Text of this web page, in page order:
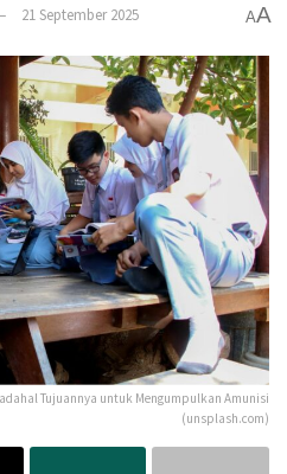
21 September 2025 AA
Tujuannya untuk Mengumpulkan Amunisi
(unsplash.com)